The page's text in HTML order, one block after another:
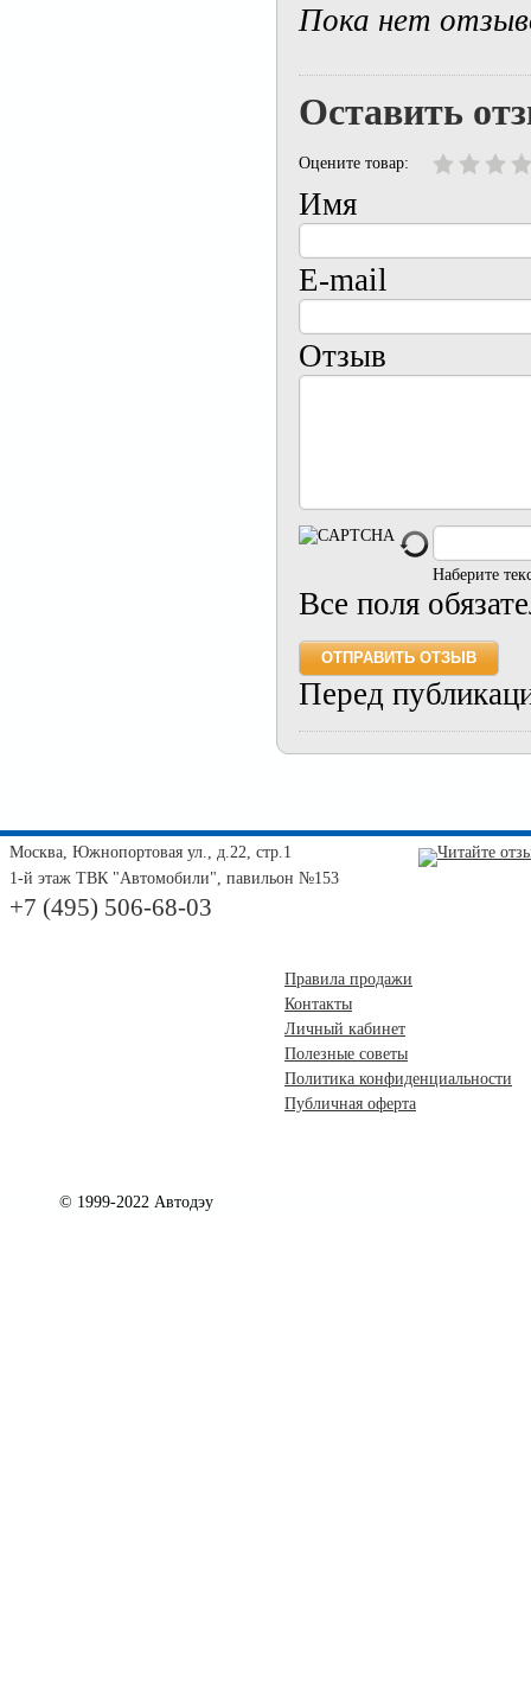
Пока нет
Оставить
Оцените товар:
Имя
E-mail
Отзыв
Наберите
Все поля
Перед
Москва, Южнопортовая ул., д.22, стр.1
1-й этаж ТВК "Автомобили", павильон №153
+7 (495) 506-68-03
Правила продажи
Контакты
Личный кабинет
Полезные советы
Политика конфиденциальности
Публичная оферта
© 1999-2022 Автодэу